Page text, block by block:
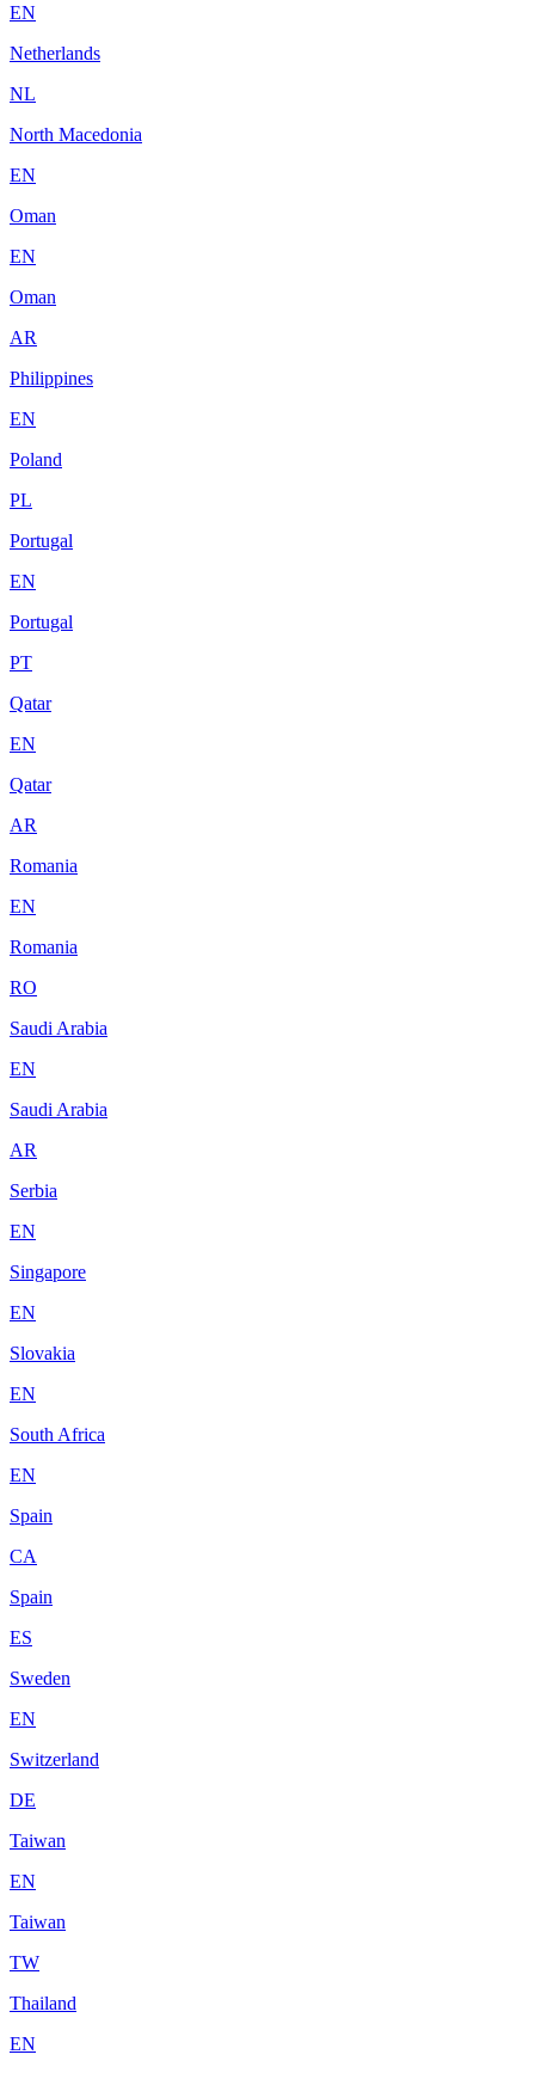
EN
Netherlands
NL
North Macedonia
EN
Oman
EN
Oman
AR
Philippines
EN
Poland
PL
Portugal
EN
Portugal
PT
Qatar
EN
Qatar
AR
Romania
EN
Romania
RO
Saudi Arabia
EN
Saudi Arabia
AR
Serbia
EN
Singapore
EN
Slovakia
EN
South Africa
EN
Spain
CA
Spain
ES
Sweden
EN
Switzerland
DE
Taiwan
EN
Taiwan
TW
Thailand
EN